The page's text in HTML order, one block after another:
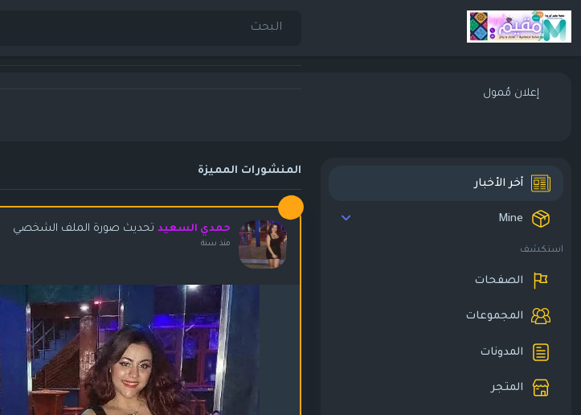
إعلان مُمول
أخر الأخبار
Mine
استكشف
الصفحات
المجموعات
المدونات
المتجر
المنشورات المميزة
حمدي السعيد تحديث صورة الملف الشخصي
منذ سنة